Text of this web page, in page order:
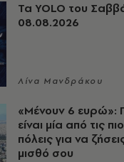
Τα YOLO του
08.08.2026
Λίνα Μανδράκου
«Μένουν 6 ευρώ»:
είναι μία από τις
πόλεις για να
μισθό σου